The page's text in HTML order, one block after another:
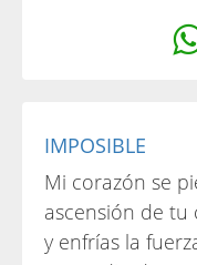
IMPOSIBLE
Mi corazón se
ascensión de tu
y enfrías la